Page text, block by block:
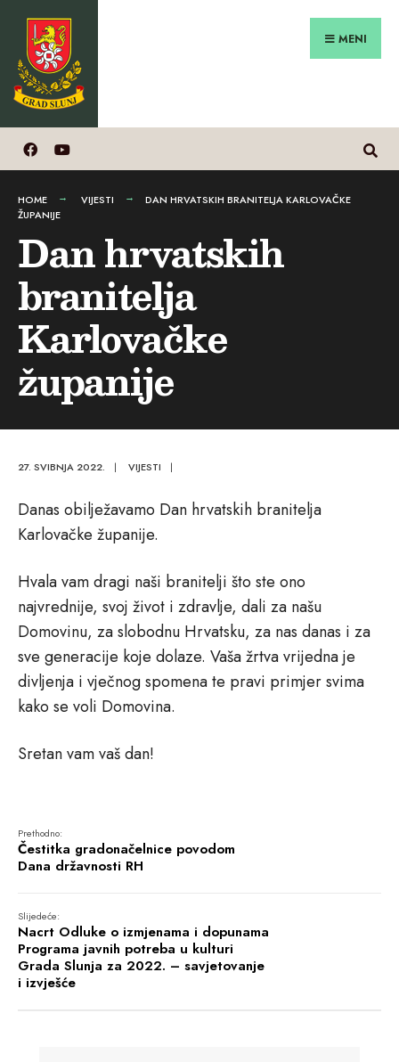
Preskoči
sadržaj
MENI
HOME VIJESTI
DAN HRVATSKIH BRANITELJA KARLOVAČKE
ŽUPANIJE
Dan hrvatskih
branitelja
Karlovačke
županije
27. SVIBNJA 2022. | VIJESTI |
Danas obilježavamo Dan hrvatskih branitelja
Karlovačke županije.
Hvala vam dragi naši branitelji što ste ono
najvrednije, svoj život i zdravlje, dali za našu
Domovinu, za slobodnu Hrvatsku, za nas danas i za
sve generacije koje dolaze. Vaša žrtva vrijedna je
divljenja i vječnog spomena te pravi primjer svima
kako se voli Domovina.
Sretan vam vaš dan!
Prethodno:
Čestitka gradonačelnice povodom
Dana državnosti RH
Slijedeće:
Nacrt Odluke o izmjenama i dopunama
Programa javnih potreba u kulturi
Grada Slunja za 2022. – savjetovanje
i izvješće
for: